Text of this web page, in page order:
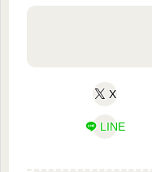
X
LINE